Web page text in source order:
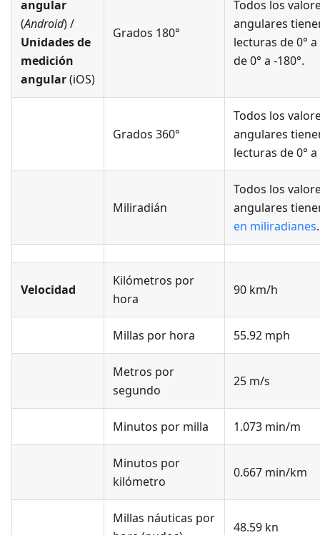
angular
(Android) /
Unidades de
medición
angular(iOS)
Grados 180°
Todos los
angulares
lecturas de 0° a
de 0° a -180°.
Grados 360°
Todos los
angulares
lecturas de 0° a
Miliradián
Todos los
angulares
en miliradianes.
Velocidad
Kilómetros por
hora
90 km/h
Millas por hora 55.92 mph
Metros por
segundo
25 m/s
Minutos por milla 1.073 min/m
Minutos por
kilómetro
0.667 min/km
Millas náuticas por
48.59 kn